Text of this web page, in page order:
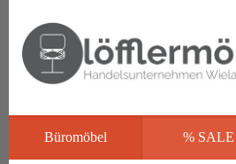
Büromöbel % SALE